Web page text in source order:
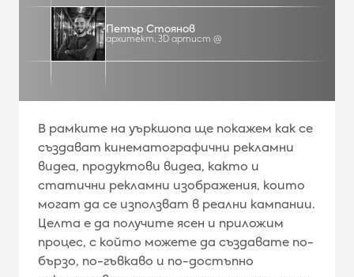
Петър Стоянов
архитект, 3D артист @
В рамките на уъркшопа ще покажем как се
създават кинематографични рекламни
видеа, продуктови видеа, както и
статични рекламни изображения, които
могат да се използват в реални кампании.
Целта е да получите ясен и приложим
процес, с който можете да създавате по-
бързо, по-гъвкаво и по-достъпно